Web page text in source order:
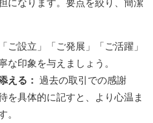
「ご設立」「ご発展」「ご活躍」
な印象を与えましょう。
える： 過去の取引での感謝
を具体的に記すと、より心温ま